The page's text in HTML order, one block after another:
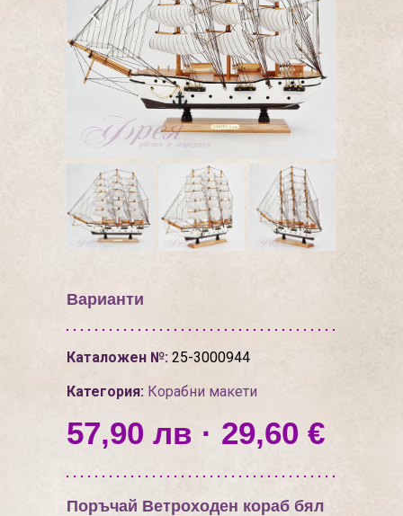
Варианти
Каталожен №: 25-3000944
Категория: Корабни макети
57,90 лв · 29,60 €
Поръчай Ветроходен кораб бял